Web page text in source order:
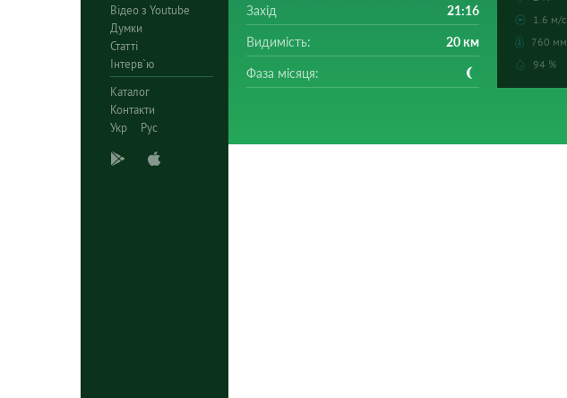
Відео з Youtube
Думки
Статті
Інтерв`ю
Каталог
Контакти
Укр
Рус
Захід 21:16
Видимість: 20 км
Фаза місяця:
1.6 м/с
760 мм
94 %